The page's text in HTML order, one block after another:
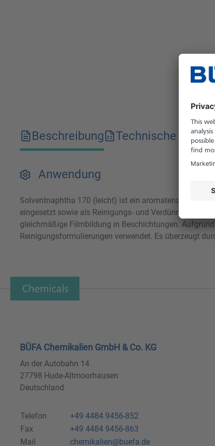
Beschreibung Technische
Anwendung
Solventnaphtha 170 (leicht) ist ein aromatenarmes,
eingesetzt sowie als Reinigungs- und
gleichmäßige Filmbildung in Beschichtungen.
Reinigungsformulierungen verwendet. Es überzeugt
BÜFA Chemikalien GmbH & Co. KG
An der Autobahn 14
27798 Hude-Altmoorhausen
Deutschland
Telefon
+49 4484 9456-852
Fax
+49 4484 9456-863
Mail
chemikalien@buefa.de